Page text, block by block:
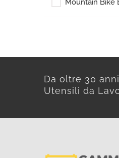
Mountain Bike
Da oltre 30
Utensili da